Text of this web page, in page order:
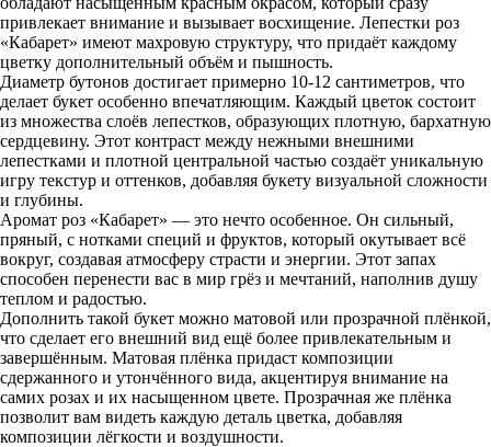
привлекает внимание и вызывает восхищение. Лепестки роз
«Кабарет» имеют махровую структуру, что придаёт каждому
цветку дополнительный объём и пышность.
Диаметр бутонов достигает примерно 10-12 сантиметров, что
делает букет особенно впечатляющим. Каждый цветок состоит
из множества слоёв лепестков, образующих плотную, бархатную
сердцевину. Этот контраст между нежными внешними
лепестками и плотной центральной частью создаёт уникальную
игру текстур и оттенков, добавляя букету визуальной сложности
и глубины.
Аромат роз «Кабарет» — это нечто особенное. Он сильный,
пряный, с нотками специй и фруктов, который окутывает всё
вокруг, создавая атмосферу страсти и энергии. Этот запах
способен перенести вас в мир грёз и мечтаний, наполнив душу
теплом и радостью.
Дополнить такой букет можно матовой или прозрачной плёнкой,
что сделает его внешний вид ещё более привлекательным и
завершённым. Матовая плёнка придаст композиции
сдержанного и утончённого вида, акцентируя внимание на
самих розах и их насыщенном цвете. Прозрачная же плёнка
позволит вам видеть каждую деталь цветка, добавляя
композиции лёгкости и воздушности.